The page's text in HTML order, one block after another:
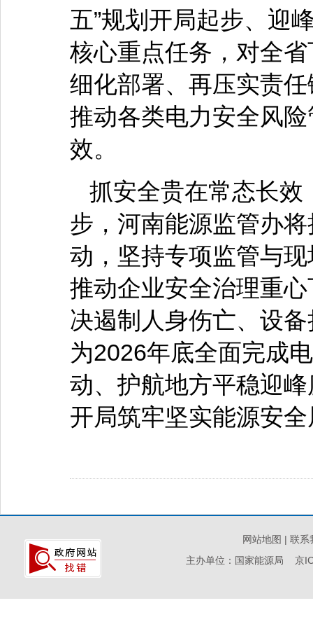
五”规划开局起步、迎
核心重点任务，对全
细化部署、再压实责
推动各类电力安全风
效。
抓安全贵在常态长
步，河南能源监管办
动，坚持专项监管与
推动企业安全治理重
决遏制人身伤亡、设
为2026年底全面完成
动、护航地方平稳迎
开局筑牢坚实能源安